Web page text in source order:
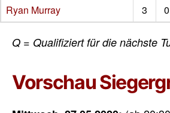
Ryan Murray
3 0
Q = Qualifiziert für die nächste
Vorschau